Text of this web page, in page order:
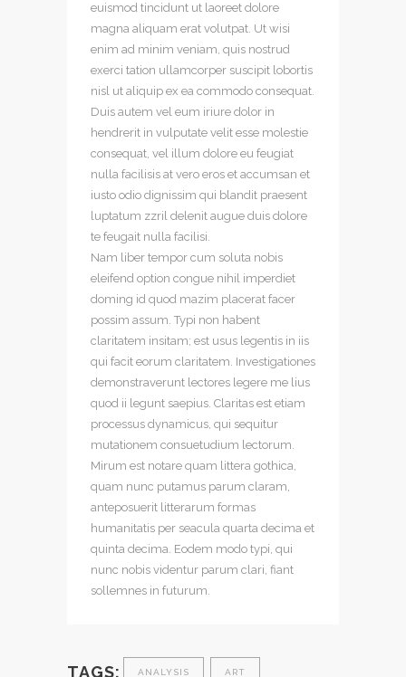
euismod tincidunt ut laoreet dolore
magna aliquam erat volutpat. Ut wisi
enim ad minim veniam, quis nostrud
exerci tation ullamcorper suscipit lobortis
nisl ut aliquip ex ea commodo consequat.
Duis autem vel eum iriure dolor in
hendrerit in vulputate velit esse molestie
consequat, vel illum dolore eu feugiat
nulla facilisis at vero eros et accumsan et
iusto odio dignissim qui blandit praesent
luptatum zzril delenit augue duis dolore
te feugait nulla facilisi.
Nam liber tempor cum soluta nobis
eleifend option congue nihil imperdiet
doming id quod mazim placerat facer
possim assum. Typi non habent
claritatem insitam; est usus legentis in iis
qui facit eorum claritatem. Investigationes
demonstraverunt lectores legere me lius
quod ii legunt saepius. Claritas est etiam
processus dynamicus, qui sequitur
mutationem consuetudium lectorum.
Mirum est notare quam littera gothica,
quam nunc putamus parum claram,
anteposuerit litterarum formas
humanitatis per seacula quarta decima et
quinta decima. Eodem modo typi, qui
nunc nobis videntur parum clari, fiant
sollemnes in futurum.
TAGS: ANALYSIS ART